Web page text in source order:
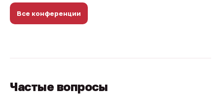
Все конференции
Частые вопросы